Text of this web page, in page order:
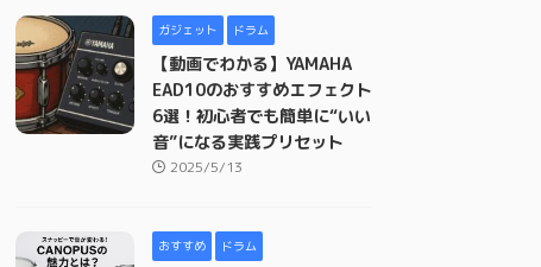
ガジェット ドラム
【動画でわかる】YAMAHA
EAD10のおすすめエフェクト
6選！初心者でも簡単に“いい
音”になる実践プリセット
2025/5/13
おすすめ ドラム